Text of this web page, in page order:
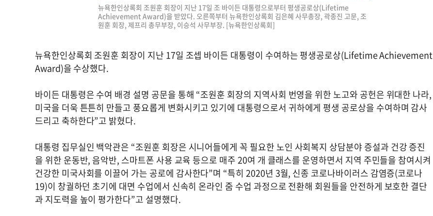
뉴욕한인상록회 조원훈 회장이 지난 17일 조 바이든 대통령으로부터 평생공로상(Lifetime
Achievement Award)을 받았다. 오른쪽부터 뉴욕한인상록회 김은혜 사무총장, 곽종진 고문, 조
원훈 회장, 제프리 총무부장, 이승석 사무부장. [뉴욕한인상록회]
뉴욕한인상록회 조원훈 회장이 지난 17일 조셉 바이든 대통령이 수여하는 평생공로상(Lifetime Achievement
Award)을 수상했다.
바이든 대통령은 수여 배경 설명 공문을 통해 “조원훈 회장의 지역사회 번영을 위한 노고와 공헌은 위대한 나라,
미국을 더욱 튼튼히 만들고 풍요롭게 변화시키고 있기에 대통령으로서 귀하에게 평생 공로상을 수여하며 감사
드리고 축하한다”고 밝혔다.
대통령 집무실인 백악관은 “조원훈 회장은 시니어들에게 꼭 필요한 노인 사회복지 상담분야 증설과 건강 증진
을 위한 운동반, 음악반, 스마트폰 사용 교육 등으로 매주 20여 개 클래스를 운영하면서 지역 주민들을 참여시켜
건강한 미국사회를 이끌어 가는 공로에 감사한다”며 “특히 2020년 3월, 신종 코로나바이러스 감염증(코로나
19)이 창궐하던 초기에 대면 수업에서 신속히 온라인 줌 수업 과정으로 전환해 회원들을 안전하게 보호한 결단
과 지도력을 높이 평가한다”고 설명했다.